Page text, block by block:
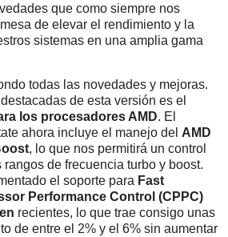
que como siempre nos
de elevar el rendimiento y la
sistemas en una amplia gama
todas las novedades y mejoras.
de esta versión es el
los procesadores AMD. El
ahora incluye el manejo del AMD
, lo que nos permitirá un control
de frecuencia turbo y boost.
el soporte para Fast
Performance Control (CPPC)
recientes, lo que trae consigo unas
de entre el 2% y el 6% sin aumentar